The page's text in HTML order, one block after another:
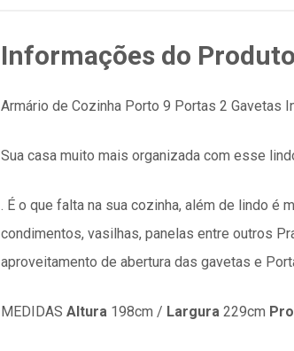
Informações do Produto
Armário de Cozinha Porto 9 Portas 2 Gavetas
Sua casa muito mais organizada com esse
. É o que falta na sua cozinha, além de lindo
condimentos, vasilhas, panelas entre outros
aproveitamento de abertura das gavetas e
MEDIDAS Altura 198cm / Largura 229cm